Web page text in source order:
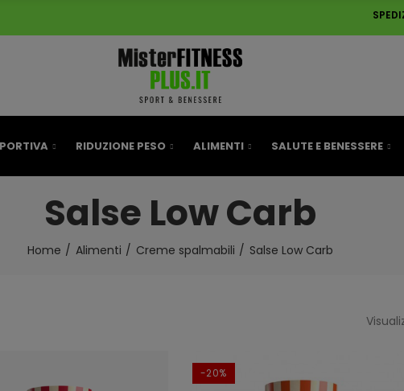
RIDUZIONE PESO ALIMENTI SALUTE E BENESSERE
Salse Low Carb
Home Alimenti Creme spalmabili Salse Low Carb
-20%